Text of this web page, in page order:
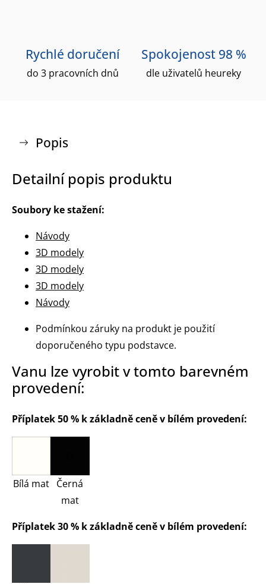
Rychlé doručení
do 3 pracovních dnů
Spokojenost 98 %
dle uživatelů heureky
Popis
Detailní popis produktu
Soubory ke stažení:
Návody
3D modely
3D modely
3D modely
Návody
Podmínkou záruky na produkt je použití
doporučeného typu podstavce.
Vanu lze vyrobit v tomto barevném
provedení:
Příplatek 50 % k základně ceně v bílém provedení:
Bílá mat Černá
mat
Příplatek 30 % k základně ceně v bílém provedení: